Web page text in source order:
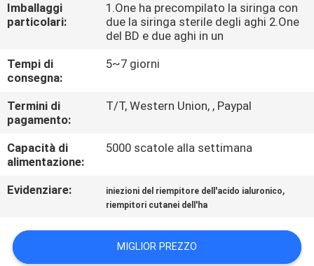
CONTATTACI
NOTIZIE
CASI
CHIEDI
UN
PREVENTIVO
SHOPPING
Imballaggi
particolari:
1.One ha precompilato la siringa con
due la siringa sterile degli aghi 2.One
del BD e due aghi in un
Tempi di
consegna:
5~7 giorni
Termini di
pagamento:
T/T, Western Union, , Paypal
Capacità di
alimentazione:
5000 scatole alla settimana
Evidenziare: iniezioni del riempitore dell'acido ialuronico,
riempitori cutanei dell'ha
MIGLIOR PREZZO